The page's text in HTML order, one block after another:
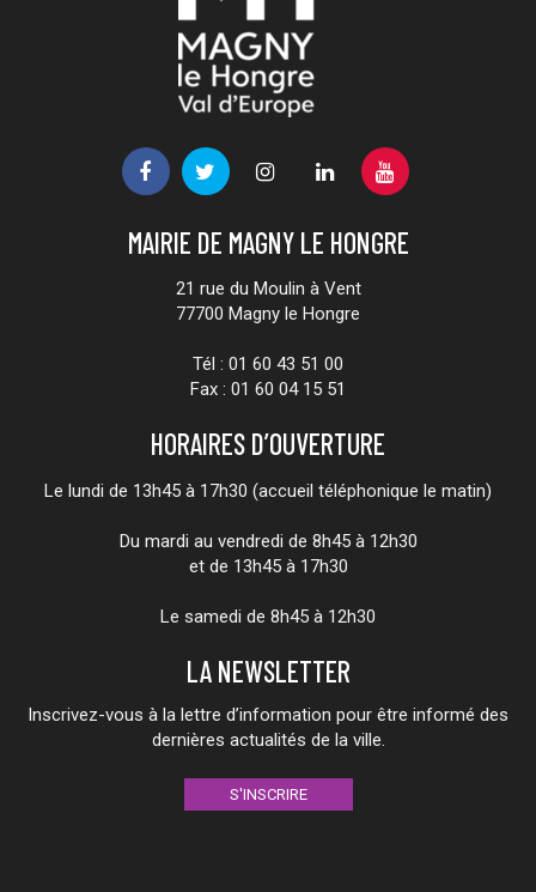
Lien
vers
le
compte
Facebook
Lien
vers
le
compte
Twitter
Lien
le
compte
Instagram
Lien
vers
le
compte
Linkedin
Lien
vers
la
chaîne
MAIRIE DE MAGNY LE HONGRE
21 rue du Moulin à Vent
77700 Magny le Hongre
Tél : 01 60 43 51 00
Fax : 01 60 04 15 51
HORAIRES D’OUVERTURE
Le lundi de 13h45 à 17h30 (accueil téléphonique le matin)
Du mardi au vendredi de 8h45 à 12h30
et de 13h45 à 17h30
Le samedi de 8h45 à 12h30
LA NEWSLETTER
Inscrivez-vous à la lettre d’information pour être informé des
dernières actualités de la ville.
S'INSCRIRE